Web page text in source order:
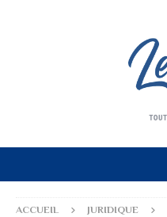
ACCUEIL JURIDIQUE